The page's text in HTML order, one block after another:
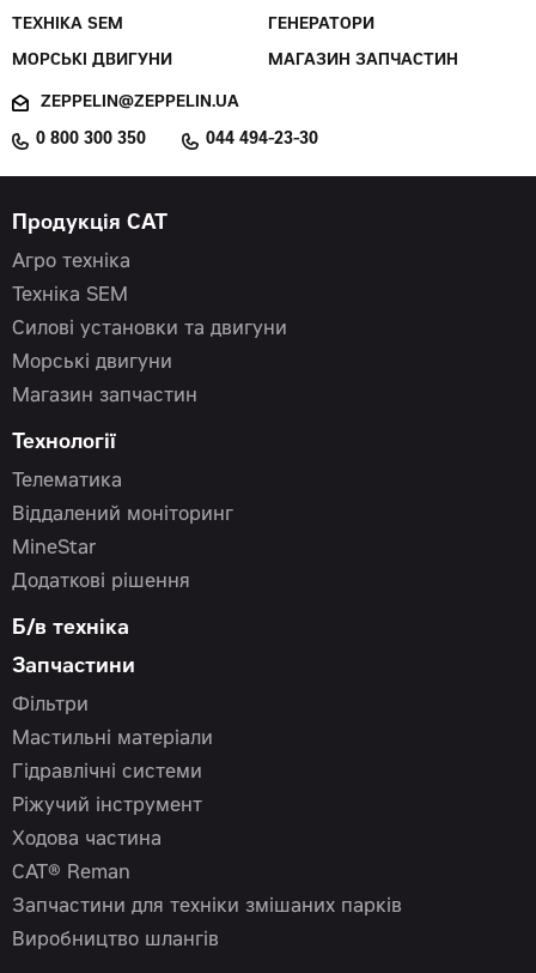
ТЕХНІКА SEM ГЕНЕРАТОРИ
МОРСЬКІ ДВИГУНИ МАГАЗИН ЗАПЧАСТИН
ZEPPELIN@ZEPPELIN.UA
0 800 300 350 044 494-23-30
Продукція CAT
Агро техніка
Техніка SEM
Силові установки та двигуни
Морські двигуни
Магазин запчастин
Технології
Телематика
Віддалений моніторинг
MineStar
Додаткові рішення
Б/в техніка
Запчастини
Фільтри
Мастильні матеріали
Гідравлічні системи
Ріжучий інструмент
Ходова частина
CAT® Reman
Запчастини для техніки змішаних парків
Виробництво шлангів